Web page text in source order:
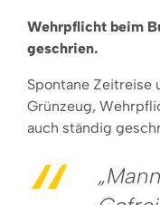
Wehrpflicht beim
geschrien.
Spontane Zeitreise
Grünzeug,
auch ständig